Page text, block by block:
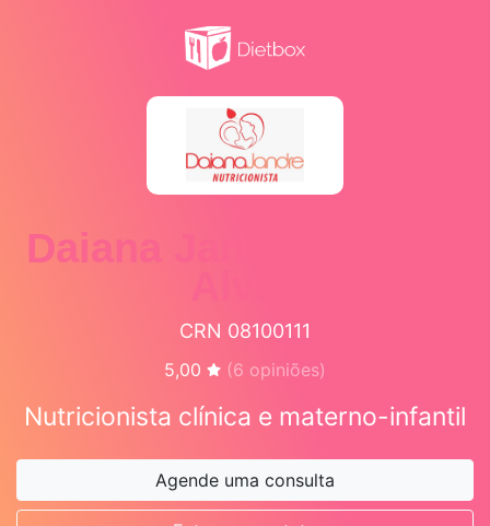
Daiana Jandre Medina
CRN 08100111
5,00 (6 opiniões)
Nutricionista clínica e materno-infantil
Agende uma consulta